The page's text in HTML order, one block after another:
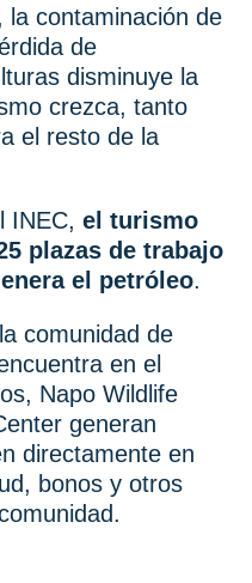
contaminación de
de
disminuye la
crezca, tanto
el resto de la
INEC, el turismo
plazas de trabajo
el petróleo.
comunidad de
en el
Napo Wildlife
generan
directamente en
bonos y otros